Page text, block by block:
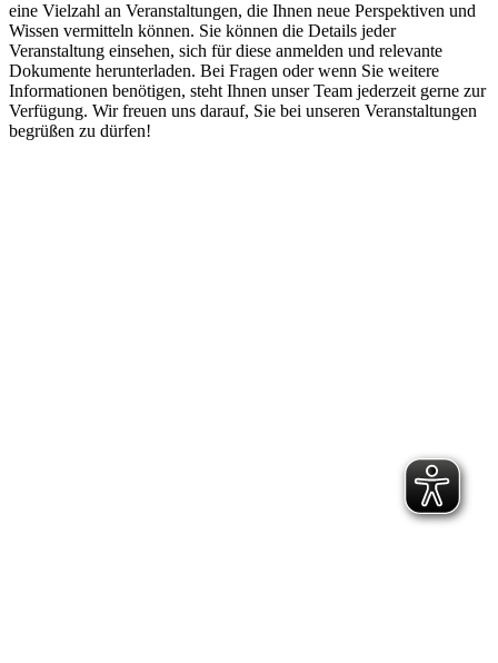
eine Vielzahl an Veranstaltungen, die Ihnen neue Perspektiven und
Wissen vermitteln können. Sie können die Details jeder
Veranstaltung einsehen, sich für diese anmelden und relevante
Dokumente herunterladen. Bei Fragen oder wenn Sie weitere
Informationen benötigen, steht Ihnen unser Team jederzeit gerne zur
Verfügung. Wir freuen uns darauf, Sie bei unseren Veranstaltungen
begrüßen zu dürfen!